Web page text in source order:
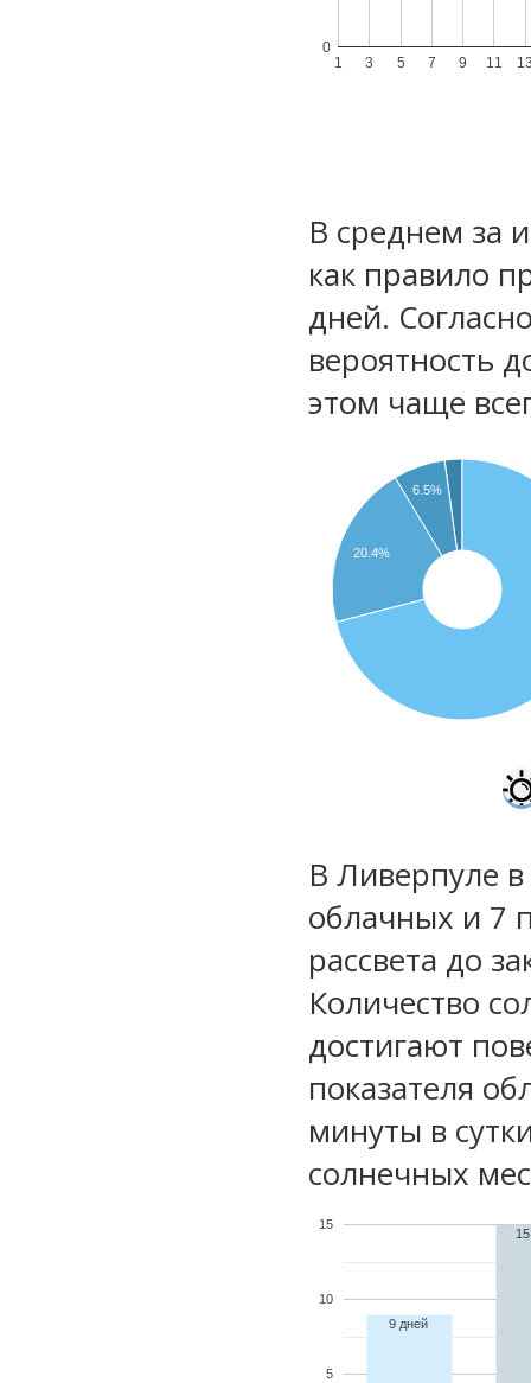
1 3 5 7 9 11
0
В среднем за
как правило
дней.
вероятность
этом чаще
6.5%
20.4%
В Ливерпуле
облачных и 7
рассвета до
Количество
достигают
показателя
минуты в
солнечных
5
10
15
9 дней